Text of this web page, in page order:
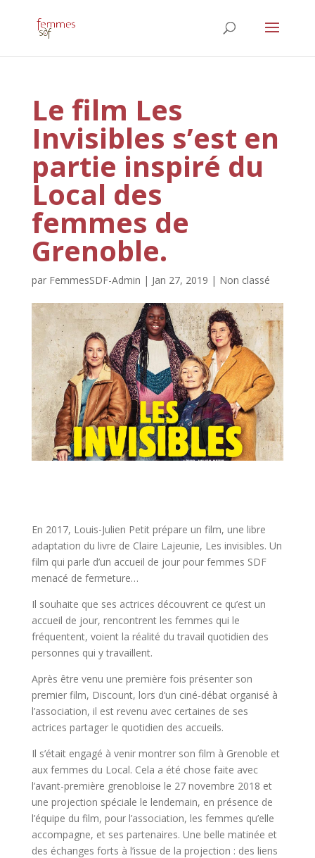
Le film Les
Invisibles s’est en
partie inspiré du
Local des
femmes de
Grenoble.
par FemmesSDF-Admin | Jan 27, 2019 | Non classé
En 2017, Louis-Julien Petit prépare un film, une libre
adaptation du livre de Claire Lajeunie, Les invisibles. Un
film qui parle d’un accueil de jour pour femmes SDF
menacé de fermeture…
Il souhaite que ses actrices découvrent ce qu’est un
accueil de jour, rencontrent les femmes qui le
fréquentent, voient la réalité du travail quotidien des
personnes qui y travaillent.
Après être venu une première fois présenter son
premier film, Discount, lors d’un ciné-débat organisé à
l’association, il est revenu avec certaines de ses
actrices partager le quotidien des accueils.
Il s’était engagé à venir montrer son film à Grenoble et
aux femmes du Local. Cela a été chose faite avec
l’avant-première grenobloise le 27 novembre 2018 et
une projection spéciale le lendemain, en présence de
l’équipe du film, pour l’association, les femmes qu’elle
accompagne, et ses partenaires. Une belle matinée et
des échanges forts à l’issue de la projection : des liens